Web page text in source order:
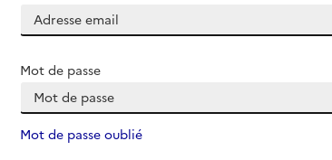
Mot de passe
Mot de passe oublié